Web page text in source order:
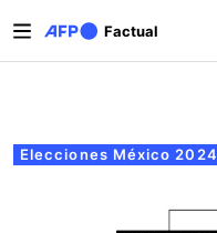
Factual
Solapas
Elecciones México 2024